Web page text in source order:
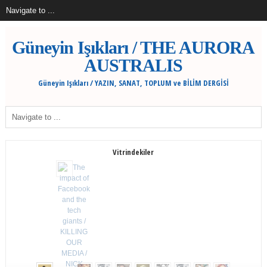
Güneyin Işıkları / THE AURORA
AUSTRALIS
Güneyin Işıkları / YAZIN, SANAT, TOPLUM ve BİLİM DERGİSİ
Vitrindekiler